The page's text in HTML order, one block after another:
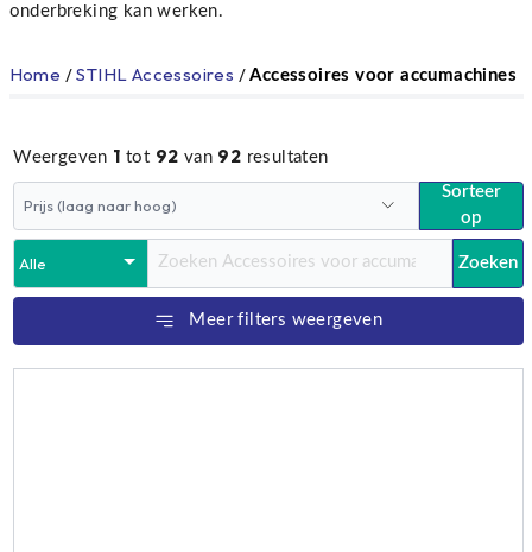
onderbreking kan werken.
Home /STIHL Accessoires /Accessoires voor accumachines
Weergeven 1 tot 92 van 92 resultaten
Sorteer
op
Zoeken
Meer filters weergeven